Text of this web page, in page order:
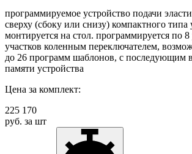
программируемое устройство подачи
сверху (сбоку или снизу) компактного типа
монтируется на стол. программируется по
участков коленным переключателем,
до 26 программ шаблонов, с последующим
памяти устройства
Цена за комплект:
225 170
руб. за шт